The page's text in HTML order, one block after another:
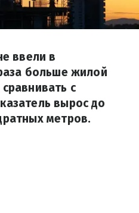
ввели в
больше жилой
с
вырос до
метров.